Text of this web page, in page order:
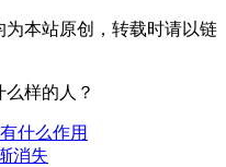
本站原创，转载时请以链
样的人？
什么作用
消失